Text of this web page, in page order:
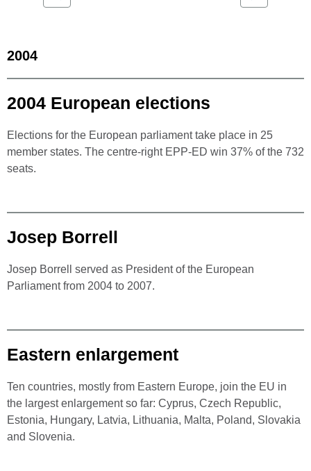
2004
2004 European elections
Elections for the European parliament take place in 25
member states. The centre-right EPP-ED win 37% of the 732
seats.
Josep Borrell
Josep Borrell served as President of the European
Parliament from 2004 to 2007.
Eastern enlargement
Ten countries, mostly from Eastern Europe, join the EU in
the largest enlargement so far: Cyprus, Czech Republic,
Estonia, Hungary, Latvia, Lithuania, Malta, Poland, Slovakia
and Slovenia.